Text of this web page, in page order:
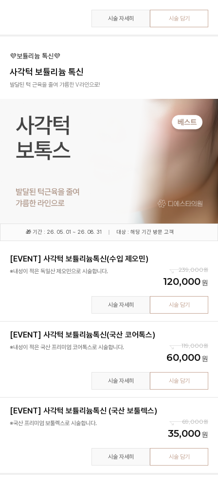
시술 자세히 시술 담기
💜보튤리늄 톡신💜
사각턱 보튤리늄 톡신
발달된 턱 근육을 줄여 갸름한 V라인으로!
🎁 기간 : 26. 05. 01 ~ 26. 08. 31 대상 : 해당 기간 방문 고객
[EVENT] 사각턱 보튤리늄톡신(수입 제오민)
239,000
120,000
시술 자세히 시술 담기
[EVENT] 사각턱 보튤리늄톡신(국산 코어톡스)
※내성이 적은 국산 프리미엄 코어톡스로 시술합니다. 119,000
60,000
시술 자세히 시술 담기
[EVENT] 사각턱 보튤리늄톡신 (국산 보툴렉스)
69,000
35,000
시술 자세히 시술 담기